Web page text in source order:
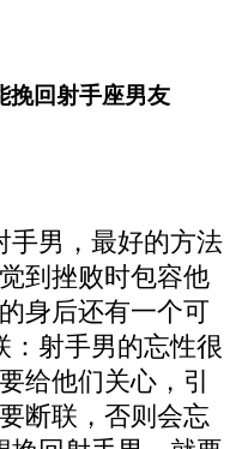
挽回射手座男友
手男，最好的方法
到挫败时包容他
身后还有一个可
：射手男的忘性很
给他们关心，引
断联，否则会忘